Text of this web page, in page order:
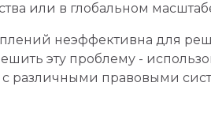
или в глобальном
неэффективна для
эту проблему -
различными правовыми